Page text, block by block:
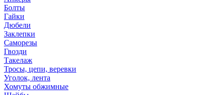
Болты
Гайки
Дюбели
Заклепки
Саморезы
Гвозди
Такелаж
Тросы, цепи, веревки
Уголок, лента
Хомуты обжимные